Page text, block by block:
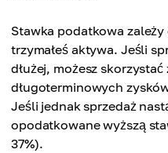
Stawka podatkowa zależy
trzymałeś aktywa. Jeśli
dłużej, możesz
długoterminowych
Jeśli jednak sprzedaż
opodatkowane wyższą
37%).